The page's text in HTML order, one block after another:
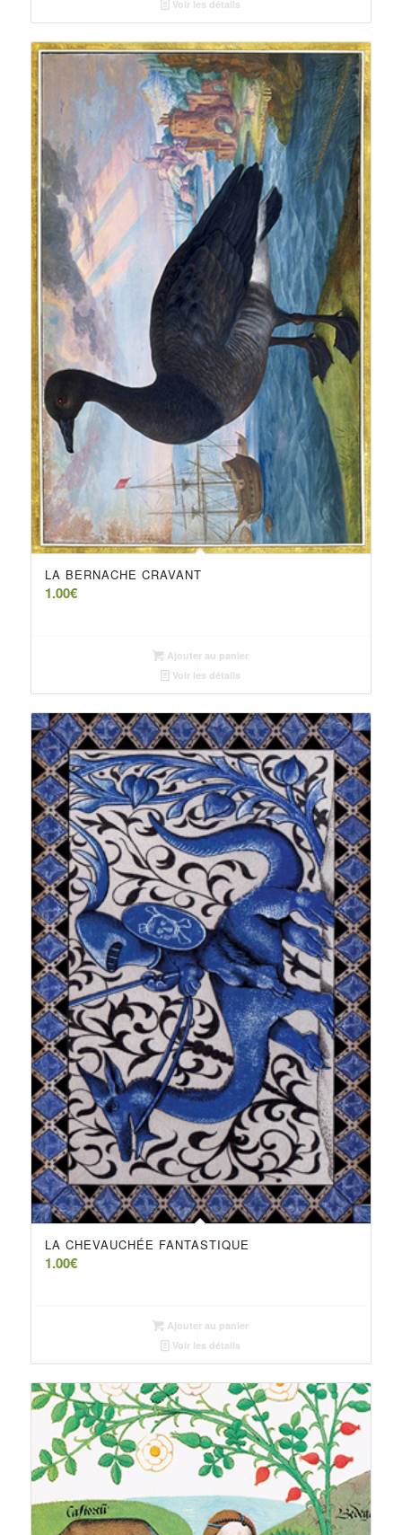
Voir les détails
LA BERNACHE CRAVANT
1.00€
Ajouter au panier
Voir les détails
LA CHEVAUCHÉE FANTASTIQUE
1.00€
Ajouter au panier
Voir les détails